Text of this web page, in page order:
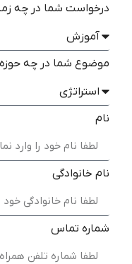
درخواست شما در چه
موضوع شما در چه
نام
نام خانوادگی
شماره تماس